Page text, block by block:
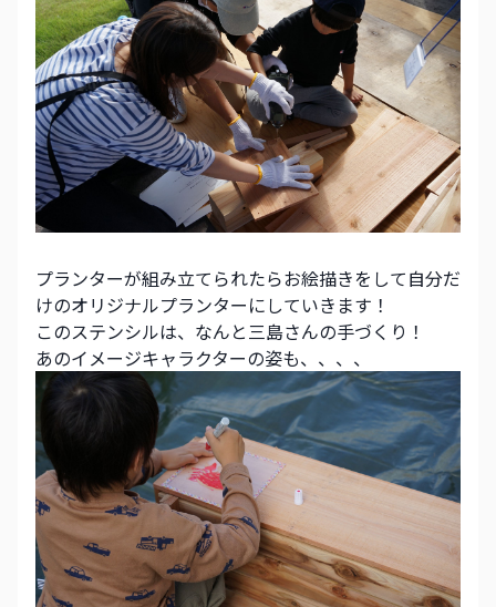
プランターが組み立てられたらお絵描きをして自分だ
けのオリジナルプランターにしていきます！
このステンシルは、なんと三島さんの手づくり！
あのイメージキャラクターの姿も、、、、